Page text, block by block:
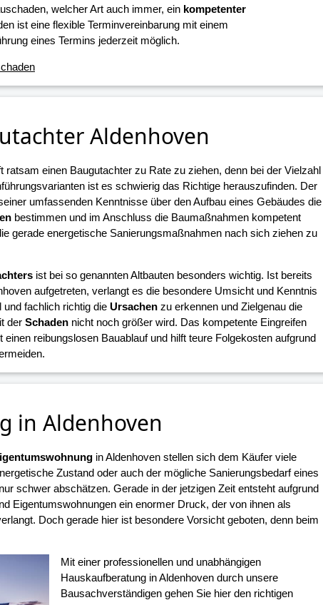
welcher Art auch immer, ein kompetenter
ist eine flexible Terminvereinbarung mit einem
eines Termins jederzeit möglich.
Aldenhoven
ratsam einen Baugutachter zu Rate zu ziehen, denn bei der Vielzahl
ist es schwierig das Richtige herauszufinden. Der
umfassenden Kenntnisse über den Aufbau eines Gebäudes die
bestimmen und im Anschluss die Baumaßnahmen kompetent
gerade energetische Sanierungsmaßnahmen nach sich ziehen zu
ist bei so genannten Altbauten besonders wichtig. Ist bereits
aufgetreten, verlangt es die besondere Umsicht und Kenntnis
fachlich richtig die Ursachenzu erkennen und Zielgenau die
der Schadennicht noch größer wird. Das kompetente Eingreifen
reibungslosen Bauablauf und hilft teure Folgekosten aufgrund
in Aldenhoven
in Aldenhoven stellen sich dem Käufer viele
Zustand oder auch der mögliche Sanierungsbedarf eines
schwer abschätzen. Gerade in der jetzigen Zeit entsteht aufgrund
Eigentumswohnungen ein enormer Druck, der von ihnen als
Doch gerade hier ist besondere Vorsicht geboten, denn beim
Mit einer professionellen und unabhängigen
Hauskaufberatung in Aldenhoven durch unsere
Bausachverständigen gehen Sie hier den richtigen